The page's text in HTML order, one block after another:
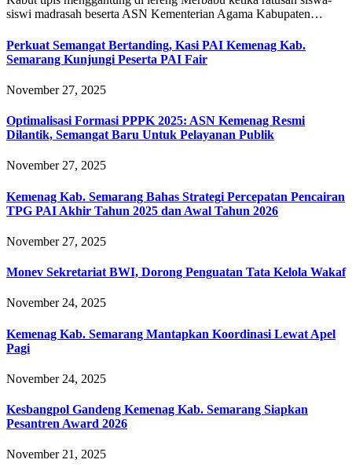
siswi madrasah beserta ASN Kementerian Agama Kabupaten…
Perkuat Semangat Bertanding, Kasi PAI Kemenag Kab.
Semarang Kunjungi Peserta PAI Fair
November 27, 2025
Optimalisasi Formasi PPPK 2025: ASN Kemenag Resmi
Dilantik, Semangat Baru Untuk Pelayanan Publik
November 27, 2025
Kemenag Kab. Semarang Bahas Strategi Percepatan Pencairan
TPG PAI Akhir Tahun 2025 dan Awal Tahun 2026
November 27, 2025
Monev Sekretariat BWI, Dorong Penguatan Tata Kelola Wakaf
November 24, 2025
Kemenag Kab. Semarang Mantapkan Koordinasi Lewat Apel
Pagi
November 24, 2025
Kesbangpol Gandeng Kemenag Kab. Semarang Siapkan
Pesantren Award 2026
November 21, 2025